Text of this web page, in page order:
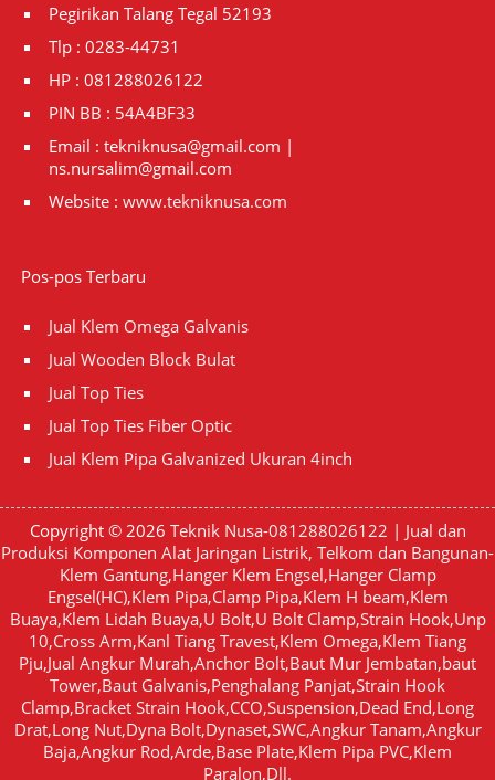
Pegirikan Talang Tegal 52193
Tlp : 0283-44731
HP : 081288026122
PIN BB : 54A4BF33
Email : tekniknusa@gmail.com |
ns.nursalim@gmail.com
Website : www.tekniknusa.com
Pos-pos Terbaru
Jual Klem Omega Galvanis
Jual Wooden Block Bulat
Jual Top Ties
Jual Top Ties Fiber Optic
Jual Klem Pipa Galvanized Ukuran 4inch
Copyright © 2026 Teknik Nusa-081288026122 | Jual dan
Produksi Komponen Alat Jaringan Listrik, Telkom dan Bangunan-
Klem Gantung,Hanger Klem Engsel,Hanger Clamp
Engsel(HC),Klem Pipa,Clamp Pipa,Klem H beam,Klem
Buaya,Klem Lidah Buaya,U Bolt,U Bolt Clamp,Strain Hook,Unp
10,Cross Arm,Kanl Tiang Travest,Klem Omega,Klem Tiang
Pju,Jual Angkur Murah,Anchor Bolt,Baut Mur Jembatan,baut
Tower,Baut Galvanis,Penghalang Panjat,Strain Hook
Clamp,Bracket Strain Hook,CCO,Suspension,Dead End,Long
Drat,Long Nut,Dyna Bolt,Dynaset,SWC,Angkur Tanam,Angkur
Baja,Angkur Rod,Arde,Base Plate,Klem Pipa PVC,Klem
Paralon,Dll.